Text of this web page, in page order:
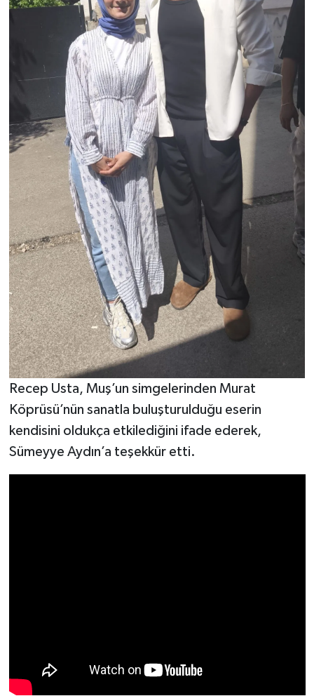
Recep Usta, Muş’un simgelerinden Murat
Köprüsü’nün sanatla buluşturulduğu eserin
kendisini oldukça etkilediğini ifade ederek,
Sümeyye Aydın’a teşekkür etti.